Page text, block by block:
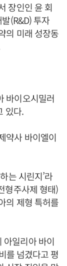
장인인 윤 회
(R&D) 투자
의 미래 성장동
바이오시밀러
있다.
약사 바이엘이
는 시린지’라
형주사제 형태)
의 제형 특허를
아일리아 바이
를 넘겼다고 평